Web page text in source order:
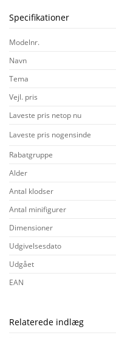
Specifikationer
Modelnr.
Navn
Tema
Vejl. pris
Laveste pris netop nu
Laveste pris nogensinde
Rabatgruppe
Alder
Antal klodser
Antal minifigurer
Dimensioner
Udgivelsesdato
Udgået
EAN
Relaterede indlæg